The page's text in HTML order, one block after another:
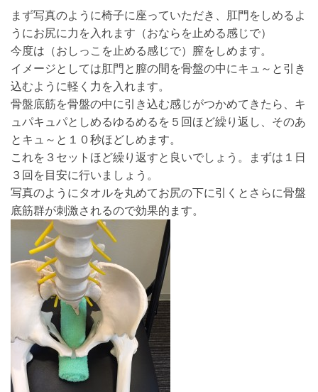
まず写真のように椅子に座っていただき、肛門をしめるよ
うにお尻に力を入れます（おならを止める感じで）
今度は（おしっこを止める感じで）膣をしめます。
イメージとしては肛門と膣の間を骨盤の中にキュ～と引き
込むように軽く力を入れます。
骨盤底筋を骨盤の中に引き込む感じがつかめてきたら、キ
ュパキュパとしめるゆるめるを５回ほど繰り返し、そのあ
とキュ～と１０秒ほどしめます。
これを３セットほど繰り返すと良いでしょう。まずは１日
３回を目安に行いましょう。
写真のようにタオルを丸めてお尻の下に引くとさらに骨盤
底筋群が刺激されるので効果的ます。